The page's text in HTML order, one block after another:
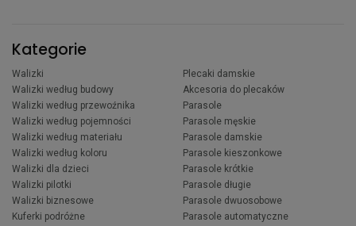
Kategorie
Walizki
Walizki według budowy
Walizki według przewoźnika
Walizki według pojemności
Walizki według materiału
Walizki według koloru
Walizki dla dzieci
Walizki pilotki
Walizki biznesowe
Kuferki podróżne
Plecaki damskie
Akcesoria do plecaków
Parasole
Parasole męskie
Parasole damskie
Parasole kieszonkowe
Parasole krótkie
Parasole długie
Parasole dwuosobowe
Parasole automatyczne